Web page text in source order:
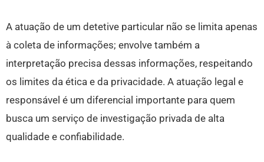
A atuação de um detetive particular não se limita apenas
à coleta de informações; envolve também a
interpretação precisa dessas informações, respeitando
os limites da ética e da privacidade. A atuação legal e
responsável é um diferencial importante para quem
busca um serviço de investigação privada de alta
qualidade e confiabilidade.